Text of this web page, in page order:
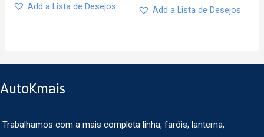
Add a Lista de Desejos Add a Lista de Desejos
AutoKmais
Trabalhamos com a mais completa linha, faróis, lanterna,